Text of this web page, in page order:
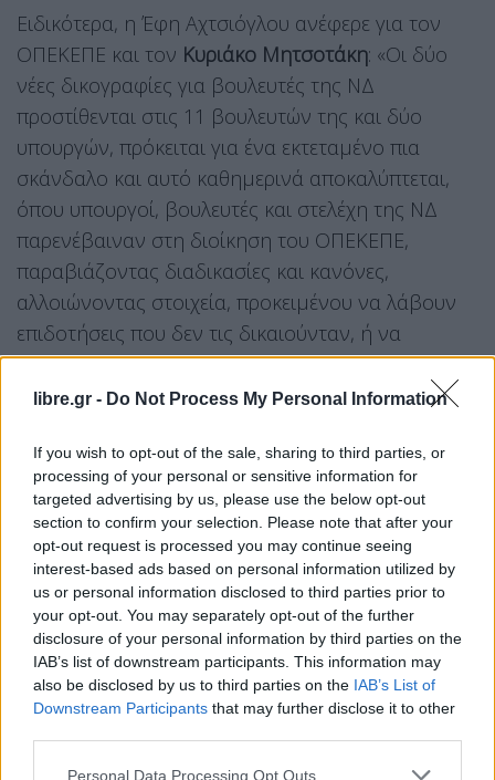
libre.gr - Do Not Process My Personal Information
If you wish to opt-out of the sale, sharing to third parties, or
processing of your personal or sensitive information for
targeted advertising by us, please use the below opt-out
section to confirm your selection. Please note that after your
opt-out request is processed you may continue seeing
interest-based ads based on personal information utilized by
us or personal information disclosed to third parties prior to
your opt-out. You may separately opt-out of the further
disclosure of your personal information by third parties on the
IAB’s list of downstream participants. This information may
also be disclosed by us to third parties on the IAB’s List of
Downstream Participants that may further disclose it to other
Personal Data Processing Opt Outs
Ειδικότερα, η Έφη Αχτσιόγλου ανέφερε για τον
ΟΠΕΚΕΠΕ και τον Κυριάκο Μητσοτάκη: «Oι δύο
νέες δικογραφίες για βουλευτές της ΝΔ
προστίθενται στις 11 βουλευτών της και δύο
υπουργών, πρόκειται για ένα εκτεταμένο πια
σκάνδαλο και αυτό καθημερινά αποκαλύπτεται,
όπου υπουργοί, βουλευτές και στελέχη της ΝΔ
παρενέβαιναν στη διοίκηση του ΟΠΕΚΕΠΕ,
παραβιάζοντας διαδικασίες και κανόνες,
αλλοιώνοντας στοιχεία, προκειμένου να λάβουν
επιδοτήσεις που δεν τις δικαιούνταν, ή να
γλιτώσουν από πρόστιμα και από επιστροφές
επιδοτήσεων που δεν θα έπρεπε να έχουν λάβει.
Το σκάνδαλο αυτό βαραίνει πια προσωπικά τον κ.
Μητσοτάκη, ο οποίος έχει επιλέξει να καλύπτει τα
στελέχη και τους βουλευτές της ΝΔ. Όμως, όσες
προσπάθειες κι αν γίνουν είτε για να αποδομηθεί